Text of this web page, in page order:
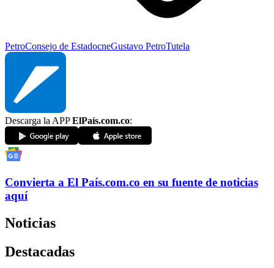
PetroConsejo de EstadocneGustavo PetroTutela
Descarga la APPElPaís.com.co:
Convierta a El País.com.co en su fuente de noticias
aquí
Noticias
Destacadas